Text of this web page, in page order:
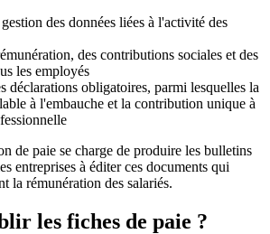
des données liées à l'activité des
des contributions sociales et des
les employés
déclarations obligatoires, parmi lesquelles la
à l'embauche et la contribution unique à
de paie se charge de produire les bulletins
entreprises à éditer ces documents qui
la rémunération des salariés.
les fiches de paie ?